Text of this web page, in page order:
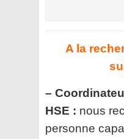
A la
–
HSE : nous
personne